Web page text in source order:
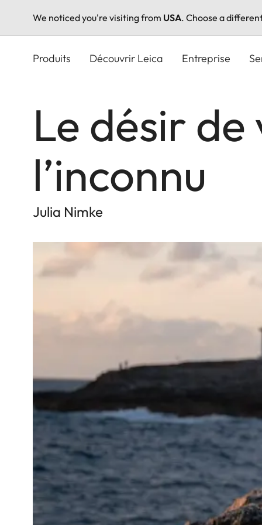
We noticed you're visiting from USA. Choose a
Produits Découvrir Leica Entreprise
Le désir
l’inconnu
Julia Nimke